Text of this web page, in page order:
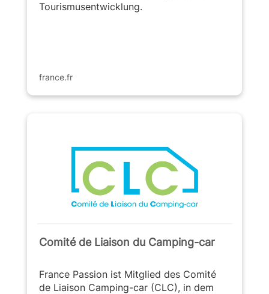
france.fr
Tourismusentwicklung.
Comité de Liaison du Camping-car
France Passion ist Mitglied des Comité
de Liaison Camping-car (CLC), in dem